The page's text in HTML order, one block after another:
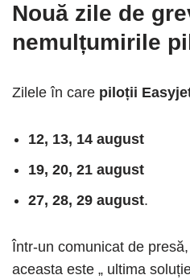
Nouă zile de
nemulțumirile
Zilele în care piloții
12, 13, 14 august
19, 20, 21 august
27, 28, 29 august.
Într-un comunicat de
aceasta este „ ultima